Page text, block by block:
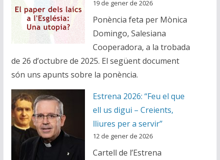
19 de gener de 2026
Ponència feta per Mònica
Domingo, Salesiana
Cooperadora, a la trobada
de 26 d’octubre de 2025. El següent document
són uns apunts sobre la ponència.
Estrena 2026: “Feu el que
ell us digui – Creients,
lliures per a servir”
12 de gener de 2026
Cartell de l’Estrena